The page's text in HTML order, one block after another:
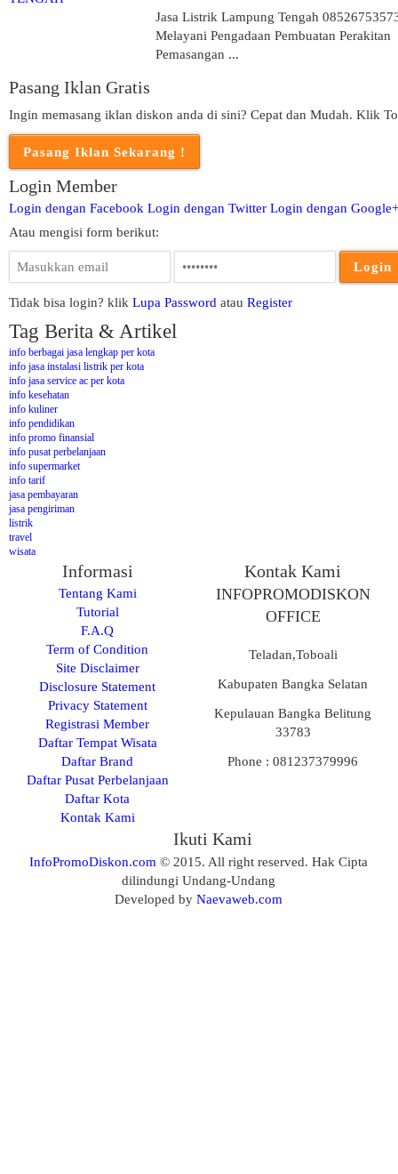
Jasa Listrik Lampung Tengah
Melayani Pengadaan Pembuatan Perakitan
Pemasangan ...
Pasang Iklan Gratis
Ingin memasang iklan diskon anda di sini? Cepat dan Mudah. Klik
Login Member
Login dengan Facebook Login dengan Twitter Login dengan Google+
Atau mengisi form berikut:
Tidak bisa login? klik Lupa Password atau Register
Tag Berita & Artikel
info berbagai jasa lengkap per kota
info jasa instalasi listrik per kota
info jasa service ac per kota
info kesehatan
info kuliner
info pendidikan
info promo finansial
info pusat perbelanjaan
info supermarket
info tarif
jasa pembayaran
jasa pengiriman
listrik
travel
wisata
Informasi
Tentang Kami
Tutorial
F.A.Q
Term of Condition
Site Disclaimer
Disclosure Statement
Privacy Statement
Registrasi Member
Daftar Tempat Wisata
Daftar Brand
Daftar Pusat Perbelanjaan
Daftar Kota
Kontak Kami
Kontak Kami
INFOPROMODISKON
OFFICE
Teladan,Toboali
Kabupaten Bangka Selatan
Kepulauan Bangka Belitung
33783
Phone : 081237379996
Ikuti Kami
InfoPromoDiskon.com © 2015. All right reserved. Hak Cipta
dilindungi Undang-Undang
Developed byNaevaweb.com